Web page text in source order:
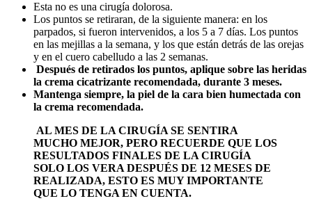
Esta no es una cirugía dolorosa.
Los puntos se retiraran, de la siguiente manera: en los
parpados, si fueron intervenidos, a los 5 a 7 días. Los puntos
en las mejillas a la semana, y los que están detrás de las orejas
y en el cuero cabelludo a las 2 semanas.
Después de retirados los puntos, aplique sobre las heridas
la crema cicatrizante recomendada, durante 3 meses.
Mantenga siempre, la piel de la cara bien humectada con
la crema recomendada.
AL MES DE LA CIRUGÍA SE SENTIRA
MUCHO MEJOR, PERO RECUERDE QUE LOS
RESULTADOS FINALES DE LA CIRUGÍA
SOLO LOS VERA DESPUÉS DE 12 MESES DE
REALIZADA, ESTO ES MUY IMPORTANTE
QUE LO TENGA EN CUENTA.